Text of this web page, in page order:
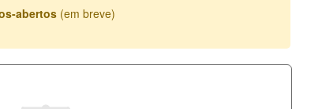
abertos (em breve)